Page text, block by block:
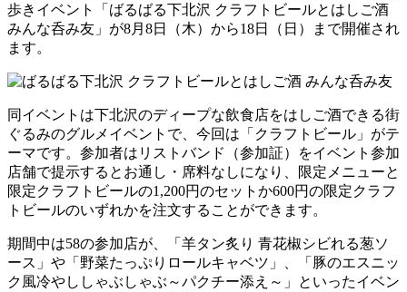
歩きイベント「ばるばる下北沢 クラフトビールとはしご酒
みんな呑み友」が8月8日（木）から18日（日）まで開催され
ます。
同イベントは下北沢のディープな飲食店をはしご酒できる街
ぐるみのグルメイベントで、今回は「クラフトビール」がテ
ーマです。参加者はリストバンド（参加証）をイベント参加
店舗で提示するとお通し・席料なしになり、限定メニューと
限定クラフトビールの1,200円のセットか600円の限定クラフ
トビールのいずれかを注文することができます。
期間中は58の参加店が、「羊タン炙り 青花椒シビれる葱ソ
ース」や「野菜たっぷりロールキャベツ」、「豚のエスニッ
ク風冷やししゃぶしゃぶ～パクチー添え～」といったイベン